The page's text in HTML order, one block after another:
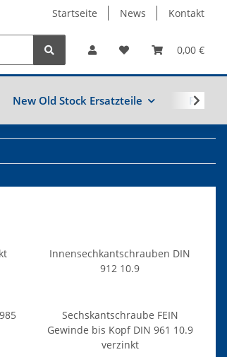
Startseite News Kontakt
0,00 €
New Old Stock Ersatzteile
Innensechkantschrauben DIN
912 10.9
Sechskantschraube FEIN
Gewinde bis Kopf DIN 961 10.9
verzinkt